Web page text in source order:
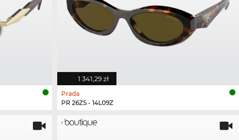
1 341,29 zł
Prada
PR 26ZS - 14L09Z